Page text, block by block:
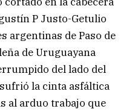
P Justo-Getulio
argentinas de Paso de
de Uruguayana
del lado del
la cinta asfáltica
al arduo trabajo que